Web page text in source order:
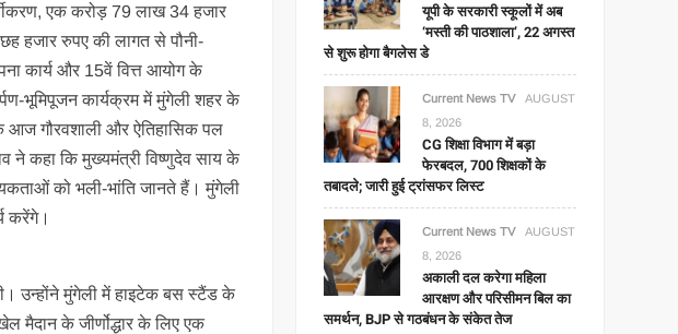
एक करोड़ 79 लाख 34 हजार
हजार रुपए की लागत से पौनी-
कार्य और 15वें वित्त आयोग के
भूमिपूजन कार्यक्रम में मुंगेली शहर के
आज गौरवशाली और ऐतिहासिक पल
ने कहा कि मुख्यमंत्री विष्णुदेव साय के
को भली-भांति जानते हैं। मुंगेली
करेंगे।
उन्होंने मुंगेली में हाइटेक बस स्टैंड के
के जीर्णोद्धार के लिए एक
यूपी के सरकारी स्कूलों में अब
‘मस्ती की पाठशाला’, 22 अगस्त
से शुरू होगा बैगलेस डे
Current News TV
AUGUST
8, 2026
CG शिक्षा विभाग में बड़ा
फेरबदल, 700 शिक्षकों के
तबादले; जारी हुई ट्रांसफर लिस्ट
Current News TV
AUGUST
8, 2026
अकाली दल करेगा महिला
आरक्षण और परिसीमन बिल का
समर्थन, BJP से गठबंधन के संकेत तेज